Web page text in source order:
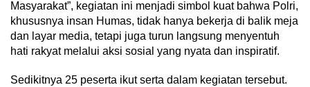
Masyarakat”, kegiatan ini menjadi simbol kuat bahwa Polri,
khususnya insan Humas, tidak hanya bekerja di balik meja
dan layar media, tetapi juga turun langsung menyentuh
hati rakyat melalui aksi sosial yang nyata dan inspiratif.
Sedikitnya 25 peserta ikut serta dalam kegiatan tersebut.